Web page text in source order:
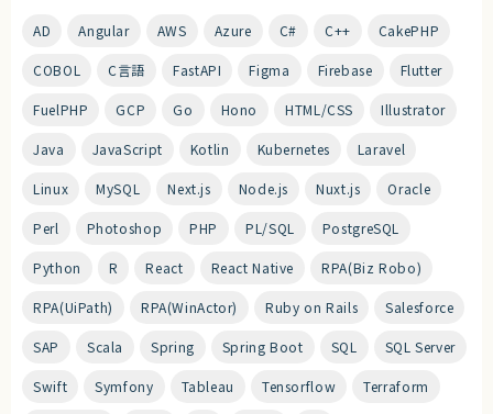
AD Angular AWS Azure C# C++ CakePHP
COBOL C言語 FastAPI Figma Firebase Flutter
FuelPHP GCP Go Hono HTML/CSS Illustrator
Java JavaScript Kotlin Kubernetes Laravel
Linux MySQL Next.js Node.js Nuxt.js Oracle
Perl Photoshop PHP PL/SQL PostgreSQL
Python R React React Native RPA(Biz Robo)
RPA(UiPath) RPA(WinActor) Ruby on Rails Salesforce
SAP Scala Spring Spring Boot SQL SQL Server
Swift Symfony Tableau Tensorflow Terraform